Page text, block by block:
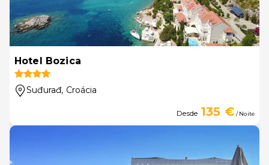
Hotel Bozica
Suđurađ, Croácia
Desde 135 €/ Noite